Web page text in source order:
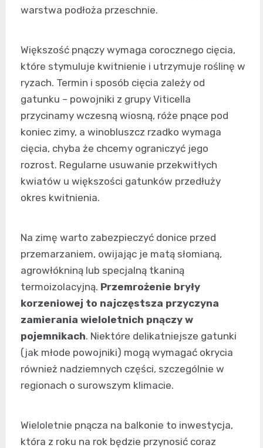
warstwa podłoża przeschnie.
Większość pnączy wymaga corocznego cięcia,
które stymuluje kwitnienie i utrzymuje roślinę w
ryzach. Termin i sposób cięcia zależy od
gatunku – powojniki z grupy Viticella
przycinamy wczesną wiosną, róże pnące pod
koniec zimy, a winobluszcz rzadko wymaga
cięcia, chyba że chcemy ograniczyć jego
rozrost. Regularne usuwanie przekwitłych
kwiatów u większości gatunków przedłuży
okres kwitnienia.
Na zimę warto zabezpieczyć donice przed
przemarzaniem, owijając je matą słomianą,
agrowłókniną lub specjalną tkaniną
termoizolacyjną. Przemrożenie bryły
korzeniowej to najczęstsza przyczyna
zamierania wieloletnich pnączy w
pojemnikach. Niektóre delikatniejsze gatunki
(jak młode powojniki) mogą wymagać okrycia
również nadziemnych części, szczególnie w
regionach o surowszym klimacie.
Wieloletnie pnącza na balkonie to inwestycja,
która z roku na rok będzie przynosić coraz